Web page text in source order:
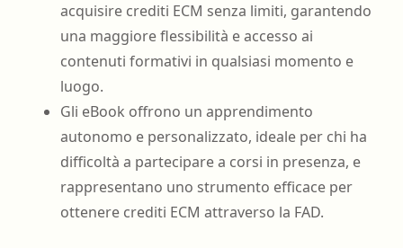
acquisire crediti ECM senza limiti, garantendo
una maggiore flessibilità e accesso ai
contenuti formativi in qualsiasi momento e
luogo.
Gli eBook offrono un apprendimento
autonomo e personalizzato, ideale per chi ha
difficoltà a partecipare a corsi in presenza, e
rappresentano uno strumento efficace per
ottenere crediti ECM attraverso la FAD.